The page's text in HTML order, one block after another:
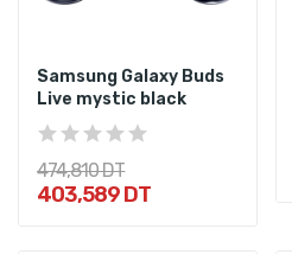
Samsung Galaxy Buds
Live mystic black
474,810 DT
403,589 DT